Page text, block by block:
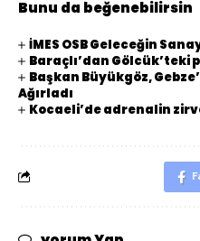
Bunu da beğenebilirsin
İMES OSB Geleceğin
Baraçlı’dan Gölcük’teki
Başkan Büyükgöz,
Ağırladı
Kocaeli’de adrenalin